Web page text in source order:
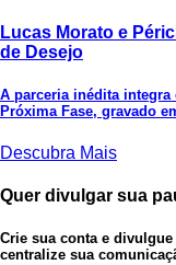
Lucas Morato e
de Desejo
A parceria inédita
Próxima Fase, gravado
Descubra Mais
Quer divulgar sua
Crie sua conta e
centralize sua